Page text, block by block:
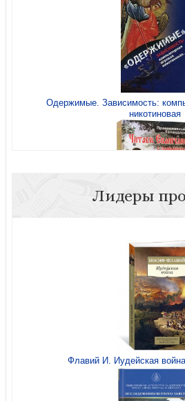
Одержимые. Зависимость:
никотиновая
Календарь православный на
Евангелие». С
Лидеры
Флавий И. Иудейская